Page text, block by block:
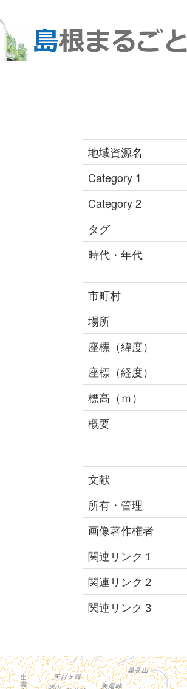
地域資源名
Category 1
Category 2
タグ
時代・年代
市町村
場所
座標（緯度）
座標（経度）
標高（ｍ）
概要
文献
所有・管理
画像著作権者
関連リンク１
関連リンク２
関連リンク３